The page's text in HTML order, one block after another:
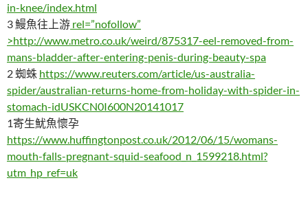
in-knee/index.html
3 鰻魚往上游 rel=”nofollow”
>http://www.metro.co.uk/weird/875317-eel-removed-from-
mans-bladder-after-entering-penis-during-beauty-spa
2 蜘蛛 https://www.reuters.com/article/us-australia-
spider/australian-returns-home-from-holiday-with-spider-in-
stomach-idUSKCN0I600N20141017
1寄生魷魚懷孕
https://www.huffingtonpost.co.uk/2012/06/15/womans-
mouth-falls-pregnant-squid-seafood_n_1599218.html?
utm_hp_ref=uk